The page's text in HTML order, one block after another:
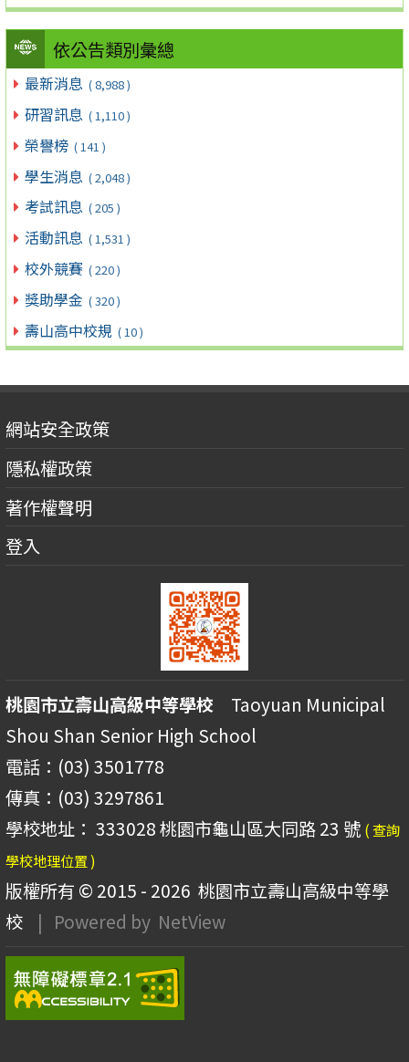
依公告類別彙總
最新消息 ( 8,988 )
研習訊息 ( 1,110 )
榮譽榜 ( 141 )
學生消息 ( 2,048 )
考試訊息 ( 205 )
活動訊息 ( 1,531 )
校外競賽 ( 220 )
獎助學金 ( 320 )
壽山高中校規 ( 10 )
網站安全政策
隱私權政策
著作權聲明
登入
桃園市立壽山高級中等學校 Taoyuan Municipal
Shou Shan Senior High School
電話：(03) 3501778
傳真：(03) 3297861
學校地址： 333028 桃園市龜山區大同路 23 號 ( 查詢
學校地理位置 )
版權所有 © 2015 - 2026 桃園市立壽山高級中等學
校
| Powered by NetView